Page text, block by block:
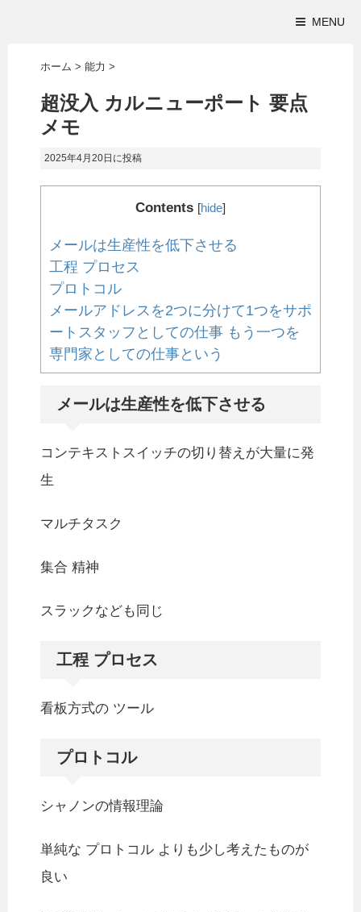
MENU
ホーム > 能力 >
超没入 カルニューポート 要点
メモ
2025年4月20日 に投稿
Contents [hide]
メールは生産性を低下させる
工程 プロセス
プロトコル
メールアドレスを2つに分けて1つをサポ
ートスタッフとしての仕事 もう一つを
専門家としての仕事という
メールは生産性を低下させる
コンテキストスイッチの切り替えが大量に発
生
マルチタスク
集合 精神
スラックなども同じ
工程 プロセス
看板方式の ツール
プロトコル
シャノンの情報理論
単純な プロトコル よりも少し考えたものが
良い